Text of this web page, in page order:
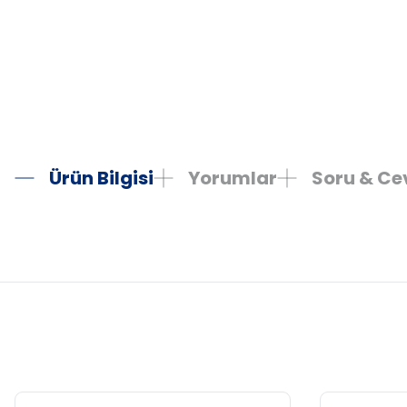
Ürün Bilgisi Yorumlar Soru &